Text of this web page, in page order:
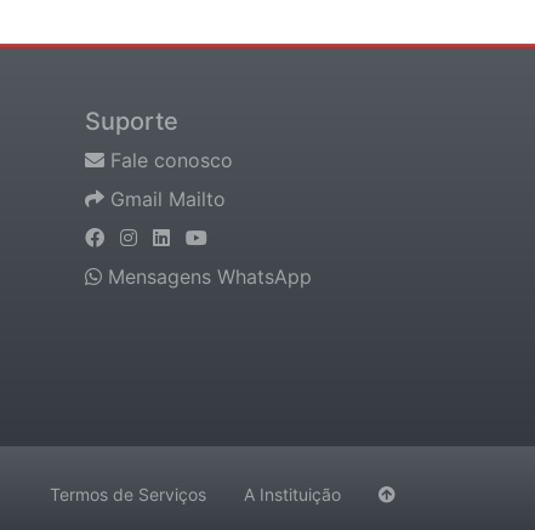
Suporte
Fale conosco
Gmail Mailto
Mensagens WhatsApp
Termos de Serviços A Instituição